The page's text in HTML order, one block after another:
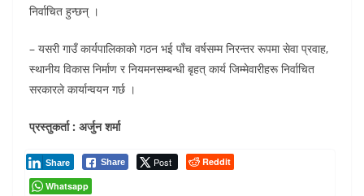
निर्वाचित हुन्छन् ।
– यसरी गाउँ कार्यपालिकाको गठन भई पाँच वर्षसम्म निरन्तर रूपमा सेवा प्रवाह,
स्थानीय विकास निर्माण र नियमनसम्बन्धी बृहत् कार्य जिम्मेवारीहरू निर्वाचित
सरकारले कार्यान्वयन गर्छ ।
प्रस्तुकर्ता : अर्जुन शर्मा
Share Post
Share
Reddit
Whatsapp